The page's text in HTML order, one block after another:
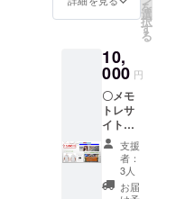
グッズ
（アク
コース
ター・
マフ
ラータ
オル）
の提
供。 〇
弊社サ
イトの
特選300
を
選
択
す
る
10,
000 円
〇メモ
トレサ
イトの
情報・
広告・
求人に
関する
支援
者：
3人
お届